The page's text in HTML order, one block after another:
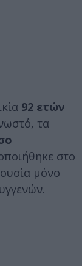
92 ετών
τα
στο
μόνο